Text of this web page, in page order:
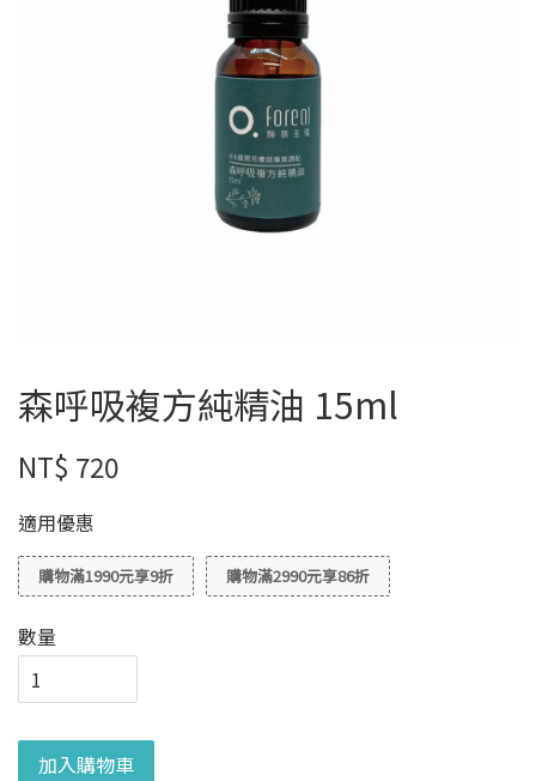
森呼吸複方純精油 15ml
NT$ 720
適用優惠
購物滿1990元享9折 購物滿2990元享86折
數量
加入購物車